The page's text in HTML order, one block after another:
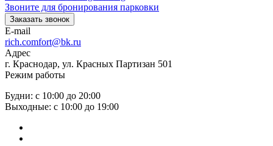
Звоните для бронирования парковки
Заказать звонок
E-mail
rich.comfort@bk.ru
Адрес
г. Краснодар, ул. Красных Партизан 501
Режим работы
Будни: с 10:00 до 20:00
Выходные: с 10:00 до 19:00